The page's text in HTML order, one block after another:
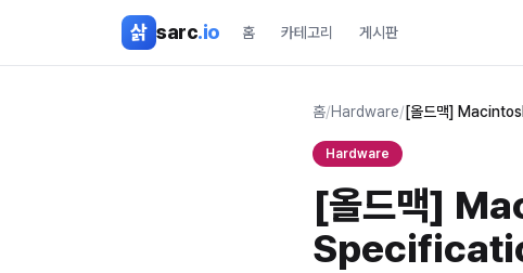
삵 sarc.io 홈 카테고리 게시판
홈/Hardware/ [올드맥]
Hardware
[올드맥]